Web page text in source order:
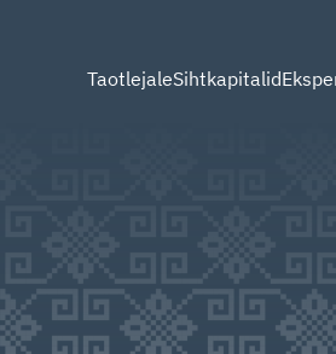
TaotlejaleSihtkapitalid